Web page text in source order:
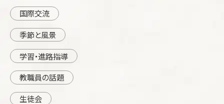
国際交流
季節と風景
学習・進路指導
教職員の話題
生徒会